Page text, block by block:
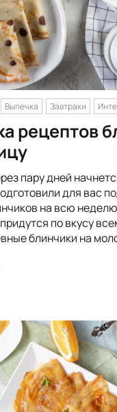
Выпечка Завтраки
рецептов
пару дней
для вас
на всю
по вкусу
блинчики на